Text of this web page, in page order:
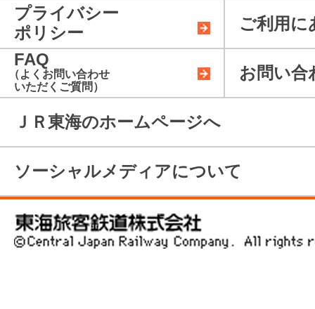
行為につ
車内販売のご案内
荷物に関
ビジネス向けサービス一
覧
プライバシー
ポリシー
ご利用に
FAQ
（よくお問い合わせ
いただくご質問）
お問い合
ＪＲ東海のホームページへ
ソーシャルメディアについて